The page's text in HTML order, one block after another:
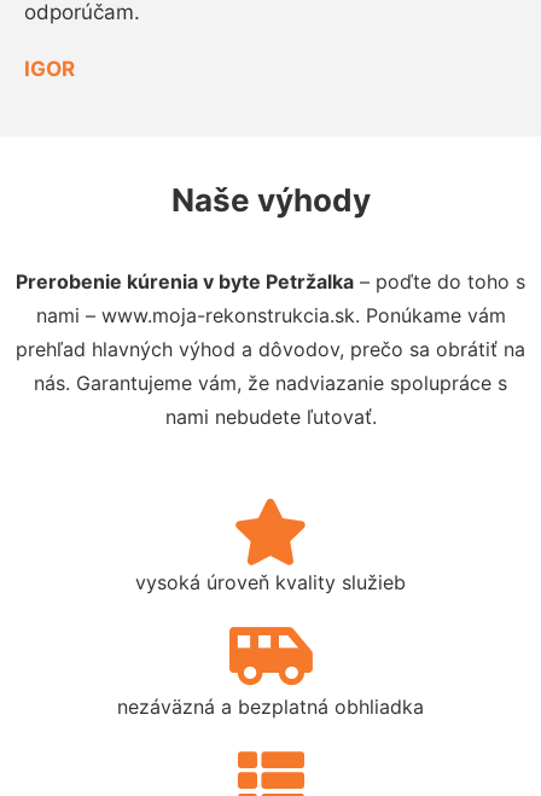
odporúčam.
IGOR
Naše výhody
Prerobenie kúrenia v byte Petržalka – poďte do toho s
nami – www.moja-rekonstrukcia.sk. Ponúkame vám
prehľad hlavných výhod a dôvodov, prečo sa obrátiť na
nás. Garantujeme vám, že nadviazanie spolupráce s
nami nebudete ľutovať.
vysoká úroveň kvality služieb
nezáväzná a bezplatná obhliadka